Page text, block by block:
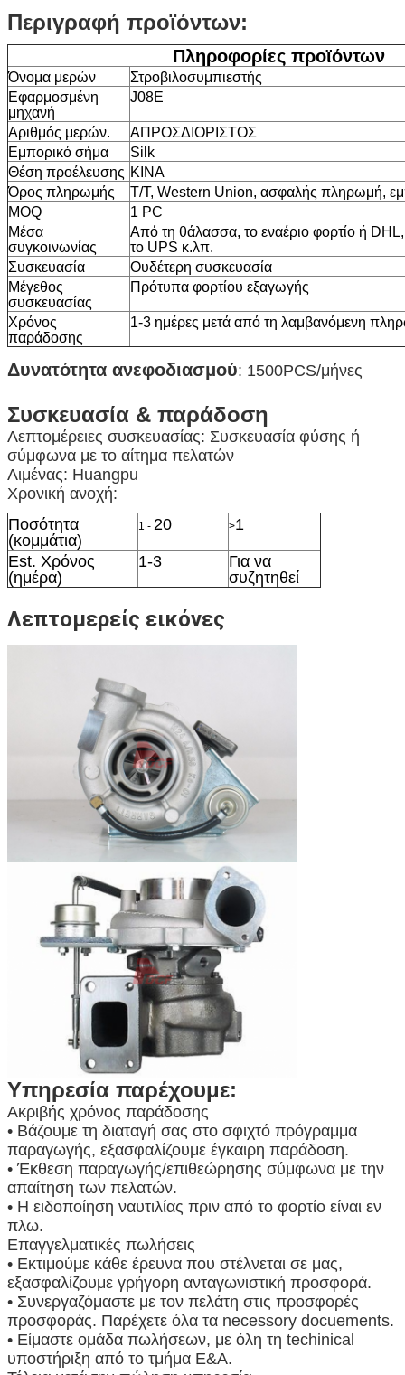
Περιγραφή προϊόντων:
Πληροφορίες προϊόντων
Όνομα μερών
Στροβιλοσυμπιεστής
Εφαρμοσμένη
μηχανή
J08E
Αριθμός μερών.
ΑΠΡΟΣΔΙΟΡΙΣΤΟΣ
Εμπορικό σήμα
Silk
Θέση προέλευσης ΚΙΝΑ
Όρος πληρωμής
T/T, Western Union, ασφαλής πληρωμή,
MOQ
1 PC
Μέσα
συγκοινωνίας
Από τη θάλασσα, το εναέριο φορτίο ή
το UPS κ.λπ.
Συσκευασία
Ουδέτερη συσκευασία
Μέγεθος
συσκευασίας
Πρότυπα φορτίου εξαγωγής
Χρόνος
παράδοσης
1-3 ημέρες μετά από τη λαμβανόμενη
Δυνατότητα ανεφοδιασμού: 1500PCS/μήνες
Συσκευασία & παράδοση
Λεπτομέρειες συσκευασίας: Συσκευασία φύσης ή
σύμφωνα με το αίτημα πελατών
Λιμένας: Huangpu
Χρονική ανοχή:
Ποσότητα
(κομμάτια)
1 - 20 >1
Est. Χρόνος
(ημέρα)
1-3
Για να
συζητηθεί
Λεπτομερείς εικόνες
Υπηρεσία παρέχουμε:
Ακριβής χρόνος παράδοσης
• Βάζουμε τη διαταγή σας στο σφιχτό πρόγραμμα
παραγωγής, εξασφαλίζουμε έγκαιρη παράδοση.
• Έκθεση παραγωγής/επιθεώρησης σύμφωνα με την
απαίτηση των πελατών.
• Η ειδοποίηση ναυτιλίας πριν από το φορτίο είναι εν
πλω.
Επαγγελματικές πωλήσεις
• Εκτιμούμε κάθε έρευνα που στέλνεται σε μας,
εξασφαλίζουμε γρήγορη ανταγωνιστική προσφορά.
• Συνεργαζόμαστε με τον πελάτη στις προσφορές
προσφοράς. Παρέχετε όλα τα necessory docuements.
• Είμαστε ομάδα πωλήσεων, με όλη τη techinical
υποστήριξη από το τμήμα Ε&Α.